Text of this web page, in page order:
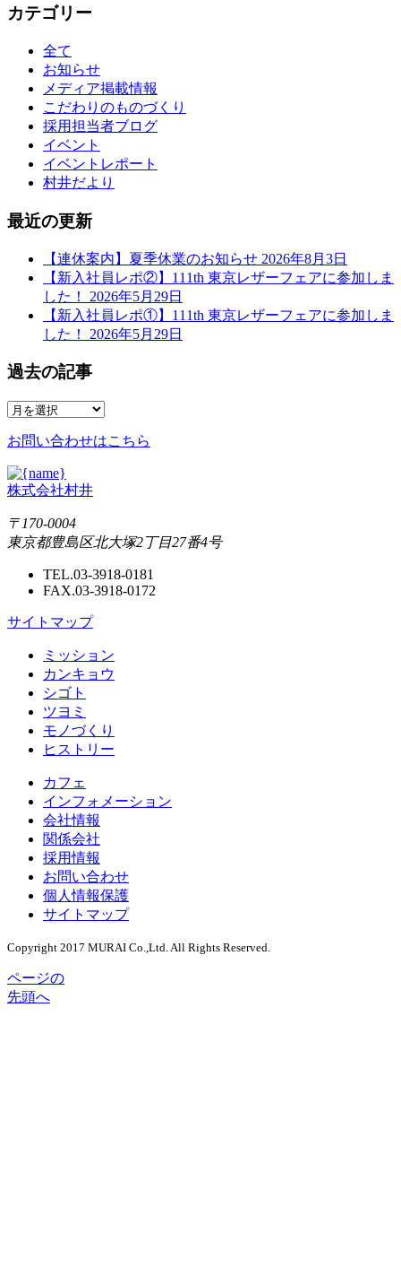
カテゴリー
全て
お知らせ
メディア掲載情報
こだわりのものづくり
採用担当者ブログ
イベント
イベントレポート
村井だより
最近の更新
【連休案内】夏季休業のお知らせ 2026年8月3日
【新入社員レポ②】111th 東京レザーフェアに参加しま
した！ 2026年5月29日
【新入社員レポ①】111th 東京レザーフェアに参加しま
した！ 2026年5月29日
過去の記事
お問い合わせはこちら
株式会社村井
〒170-0004
東京都豊島区北大塚2丁目27番4号
TEL.03-3918-0181
FAX.03-3918-0172
サイトマップ
ミッション
カンキョウ
シゴト
ツヨミ
モノづくり
ヒストリー
カフェ
インフォメーション
会社情報
関係会社
採用情報
お問い合わせ
個人情報保護
サイトマップ
Copyright 2017 MURAI Co.,Ltd. All Rights Reserved.
ページの
先頭へ